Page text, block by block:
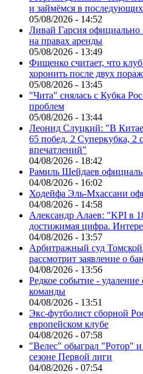
и займёмся в
05/08/2026 - 14:52
Ливай Гарсия
на правах аренды
05/08/2026 - 13:49
Фищенко считает, что
хоронить после двух
05/08/2026 - 13:45
"Чита" снялась с Кубка
проблем
05/08/2026 - 13:44
Леонид Слуцкий: "В
65 побед, 2 Суперкубка, 2
впечатлений"
04/08/2026 - 18:42
Рамиль Шейдаев
04/08/2026 - 16:02
Ходейфа Эль-Мхассани
04/08/2026 - 14:58
Александр Алаев: "KPI в
достижимая цифра.
04/08/2026 - 13:57
Арбитражный суд Томской
рассмотрит заявление о
04/08/2026 - 13:56
Редкое событие - удаление
команды
04/08/2026 - 13:51
Экс-футболист сборной
европейском клубе
04/08/2026 - 07:58
"Велес" обыграл "Ротор"
сезоне Первой лиги
04/08/2026 - 07:54